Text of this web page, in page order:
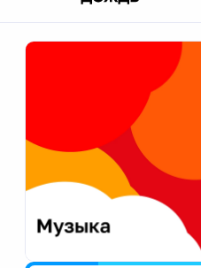
Апатиты
Екатеринбург
Калининград
Калуга